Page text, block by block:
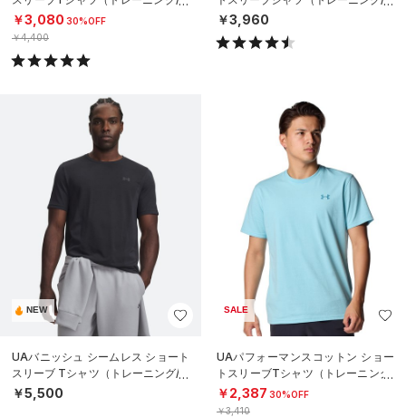
EN）
￥3,080 30%OFF
￥4,400
EN）
￥3,960
NEW
UAバニッシュ シームレス ショート
スリーブ Tシャツ（トレーニング/M
EN）
￥5,500
SALE
UAパフォーマンスコットン ショー
トスリーブTシャツ（トレーニング/
MEN）
￥2,387 30%OFF
￥3,410